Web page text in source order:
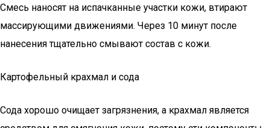
Смесь наносят на испачканные участки кожи, втирают
массирующими движениями. Через 10 минут после
нанесения тщательно смывают состав с кожи.
Картофельный крахмал и сода
Сода хорошо очищает загрязнения, а крахмал является